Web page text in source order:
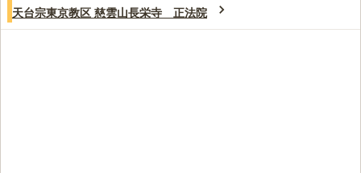
天台宗東京教区 慈雲山長栄寺 正法院